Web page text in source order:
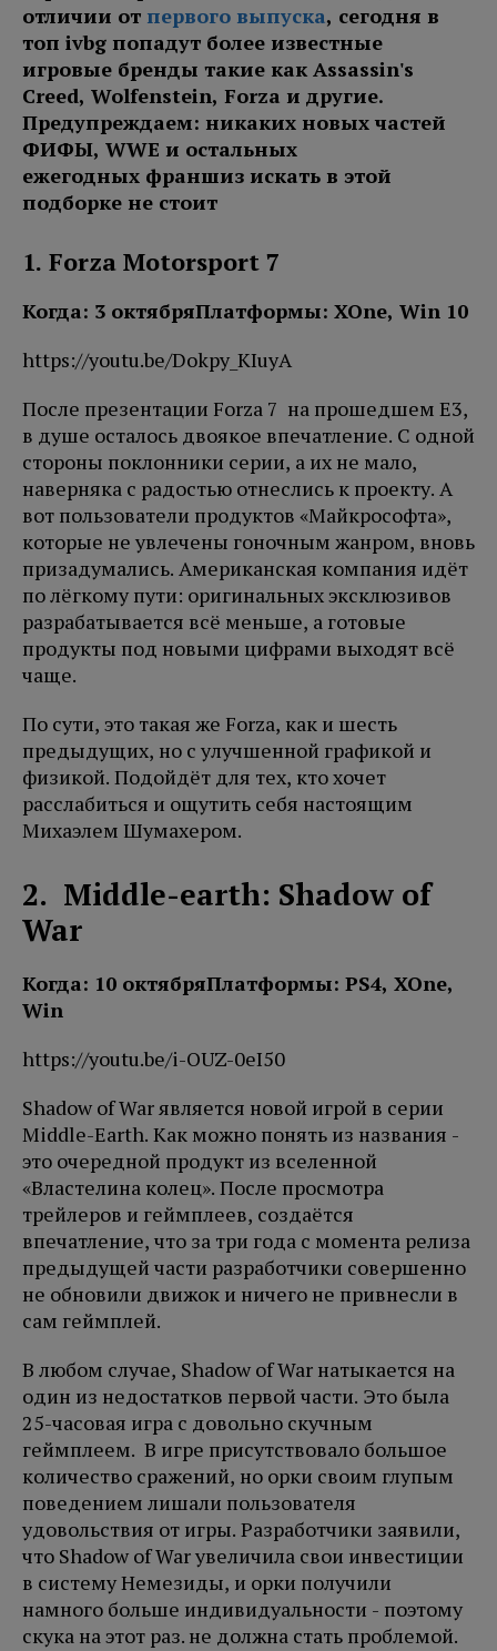
отличии от первого выпуска, сегодня в
топ ivbg попадут более известные
игровые бренды такие как Assassin's
Creed, Wolfenstein, Forza и другие.
Предупреждаем: никаких новых частей
ФИФЫ, WWE и остальных
ежегодных франшиз искать в этой
подборке не стоит
1. Forza Motorsport 7
Когда: 3 октябряПлатформы: XOne, Win 10
https://youtu.be/Dokpy_KIuyA
После презентации Forza 7 на прошедшем E3,
в душе осталось двоякое впечатление. С одной
стороны поклонники серии, а их не мало,
наверняка с радостью отнеслись к проекту. А
вот пользователи продуктов «Майкрософта»,
которые не увлечены гоночным жанром, вновь
призадумались. Американская компания идёт
по лёгкому пути: оригинальных эксклюзивов
разрабатывается всё меньше, а готовые
продукты под новыми цифрами выходят всё
чаще.
По сути, это такая же Forza, как и шесть
предыдущих, но с улучшенной графикой и
физикой. Подойдёт для тех, кто хочет
расслабиться и ощутить себя настоящим
Михаэлем Шумахером.
2. Middle-earth: Shadow of
War
Когда: 10 октябряПлатформы: PS4, XOne,
Win
https://youtu.be/i-OUZ-0eI50
Shadow of War является новой игрой в серии
Middle-Earth. Как можно понять из названия -
это очередной продукт из вселенной
«Властелина колец». После просмотра
трейлеров и геймплеев, создаётся
впечатление, что за три года с момента релиза
предыдущей части разработчики совершенно
не обновили движок и ничего не привнесли в
сам геймплей.
В любом случае, Shadow of War натыкается на
один из недостатков первой части. Это была
25-часовая игра с довольно скучным
геймплеем. В игре присутствовало большое
количество сражений, но орки своим глупым
поведением лишали пользователя
удовольствия от игры. Разработчики заявили,
что Shadow of War увеличила свои инвестиции
в систему Немезиды, и орки получили
намного больше индивидуальности - поэтому
скука на этот раз. не должна стать проблемой.